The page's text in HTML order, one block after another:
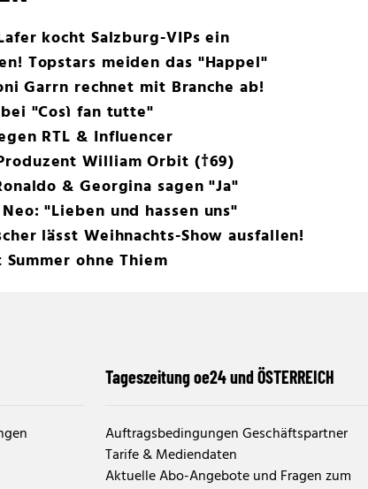
kocht Salzburg-VIPs ein
Topstars meiden das "Happel"
Garrn rechnet mit Branche ab!
"Così fan tutte"
RTL & Influencer
William Orbit (†69)
& Georgina sagen "Ja"
"Lieben und hassen uns"
lässt Weihnachts-Show ausfallen!
ohne Thiem
Tageszeitung oe24 und ÖSTERREICH
Auftragsbedingungen Geschäftspartner
Tarife & Mediendaten
Aktuelle Abo-Angebote und Fragen zum